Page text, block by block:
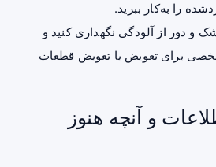
را به‌کار ببرید.
و دور از آلودگی نگهداری کنید و
برای تعویض یا تعویض قطعات
و آنچه هنوز